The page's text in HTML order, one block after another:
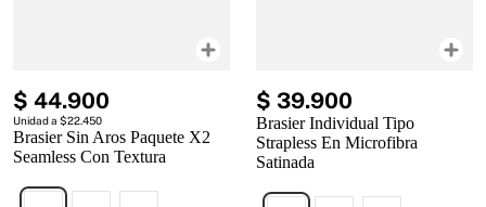
$ 44.900
Unidad a $22.450
Brasier Sin Aros Paquete X2
Seamless Con Textura
$ 39.900
Brasier Individual Tipo
Strapless En Microfibra
Satinada